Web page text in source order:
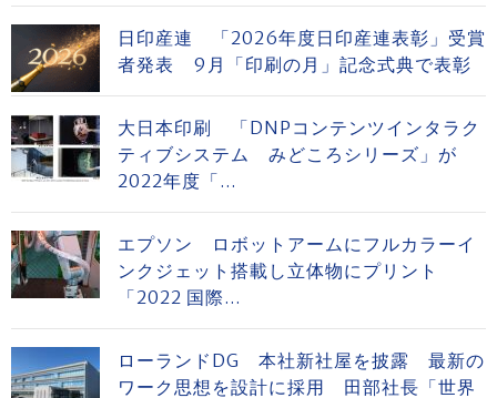
日印産連 「2026年度日印産連表彰」受賞
者発表 9月「印刷の月」記念式典で表彰
大日本印刷 「DNPコンテンツインタラク
ティブシステム みどころシリーズ」が
2022年度「...
エプソン ロボットアームにフルカラーイ
ンクジェット搭載し立体物にプリント
「2022 国際...
ローランドDG 本社新社屋を披露 最新の
ワーク思想を設計に採用 田部社長「世界